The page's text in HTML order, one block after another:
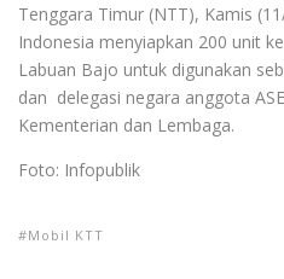
Tenggara Timur (NTT), Kamis
Indonesia menyiapkan 200 unit
Labuan Bajo untuk digunakan
dan delegasi negara anggota
Kementerian dan Lembaga.
Foto: Infopublik
Mobil KTT